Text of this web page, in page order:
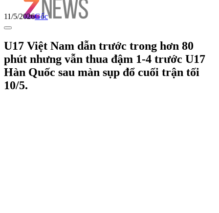
11/5/2026Gốc
U17 Việt Nam dẫn trước trong hơn 80
phút nhưng vẫn thua đậm 1-4 trước U17
Hàn Quốc sau màn sụp đổ cuối trận tối
10/5.